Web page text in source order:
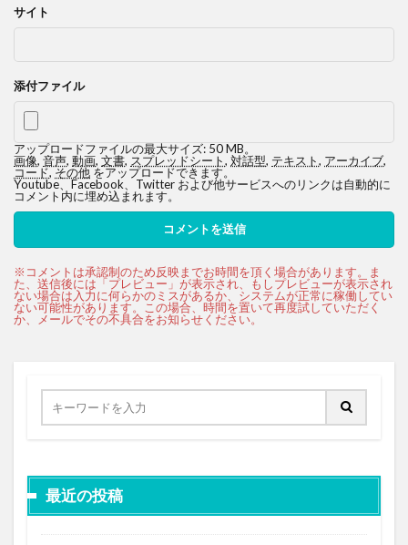
サイト
添付ファイル
アップロードファイルの最大サイズ: 50 MB。
画像, 音声, 動画, 文書, スプレッドシート, 対話型, テキスト, アーカイブ,
コード,その他をアップロードできます。
Youtube、Facebook、Twitter および他サービスへのリンクは自動的に
コメント内に埋め込まれます。
最近の投稿